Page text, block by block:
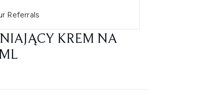
Referrals
REPLENISHMENT
NIGHT CREAM
KREM NA